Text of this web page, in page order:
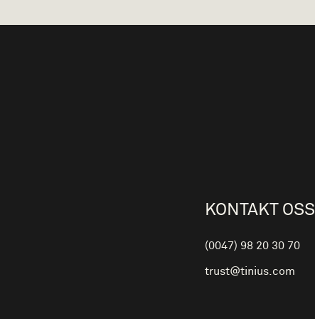
KONTAKT OSS
(0047) 98 20 30 70
trust@tinius.com